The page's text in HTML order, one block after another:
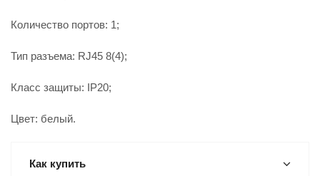
Количество портов: 1;
Тип разъема: RJ45 8(4);
Класс защиты: IP20;
Цвет: белый.
Как купить